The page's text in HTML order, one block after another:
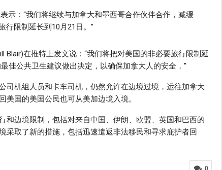
示：“我们将继续与加拿大和墨西哥合作伙伴合作，减缓
行限制延长到10月21日。”
Blair)在推特上发文说：“我们将把对美国的非必要旅行限制延
佳公共卫生建议做出决定，以确保加拿大人的安全，”
司机组人员和卡车司机，仍然允许在边境过境，运往加拿大
国的美国公民也可从美加边境入境。
和边境限制，包括对来自中国、伊朗、欧盟、英国和巴西的
采取了新的措施，包括迅速遣返非法移民和寻求庇护者回
0